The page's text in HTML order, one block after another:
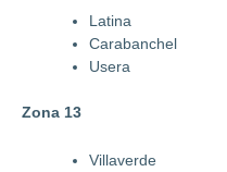
Latina
Carabanchel
Usera
Zona 13
Villaverde